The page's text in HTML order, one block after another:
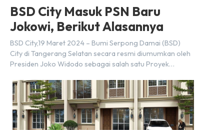
BSD City Masuk PSN Baru
Jokowi, Berikut Alasannya
BSD City,19 Maret 2024 – Bumi Serpong Damai (BSD)
City di Tangerang Selatan secara resmi diumumkan oleh
Presiden Joko Widodo sebagai salah satu Proyek
dibuat oleh Menteri Koordinator Bidang Perekonomian,
Airlangga Hartarto, setelah Rapat Terbatas (ratas)
bersama Jokowi di Istana Kepresidenan pada hari Senin,
18 Maret 2024. Selain […]